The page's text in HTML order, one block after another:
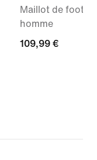
Maillot de foot
homme
109,99 €
109,99 €